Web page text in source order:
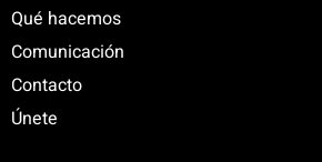
Qué hacemos
Comunicación
Contacto
Únete